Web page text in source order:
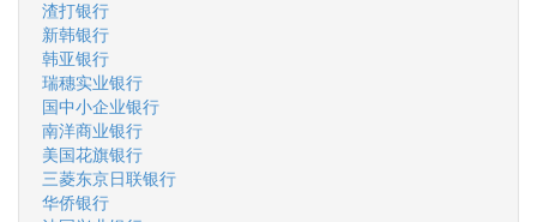
渣打银行
新韩银行
韩亚银行
瑞穗实业银行
国中小企业银行
南洋商业银行
美国花旗银行
三菱东京日联银行
华侨银行